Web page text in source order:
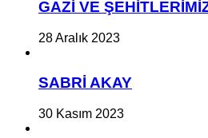
GAZİ VE
28 Aralık 2023
SABRİ AKAY
30 Kasım 2023